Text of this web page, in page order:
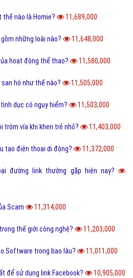
thế nào là Homie? 11,689,000
những loài nào? 11,648,000
hoạt động thể thao? 11,580,000
hô như thế nào? 11,505,000
dục có nguy hiểm? 11,503,000
trộm vía khi khen trẻ nhỏ? 11,403,000
tạo điện thoại di động? 11,372,000
đường link thường gặp hiện nay?
Scam 11,314,000
thế giới công nghệ? 11,203,000
Software trong bao lâu? 11,011,000
để sử dụng link Facebook? 10,905,000